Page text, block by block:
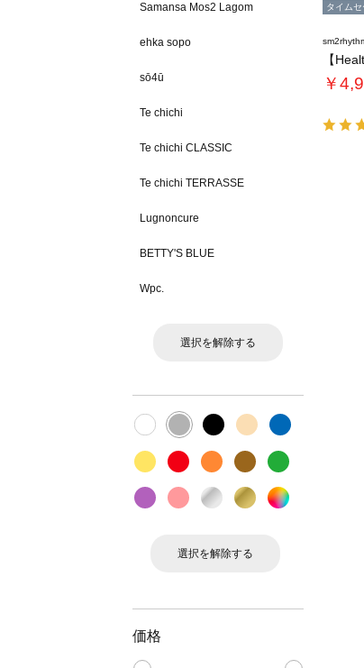
Samansa Mos2 Lagom
ehka sopo
sō4ū
Te chichi
Te chichi CLASSIC
Te chichi TERRASSE
Lugnoncure
BETTY'S BLUE
Wpc.
選択を解除する
選択を解除する
価格
タイム
￥